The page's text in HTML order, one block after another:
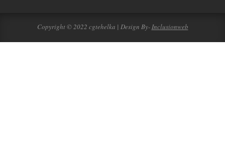
Copyright © 2022 cgtehelka | Design By-Inclusionweb